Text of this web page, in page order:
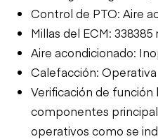
Control de PTO: Aire
Millas del ECM: 338385
Aire acondicionado:
Calefacción: Operativa
Verificación de función
componentes
operativos como se